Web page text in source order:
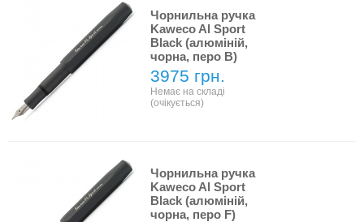
Чорнильна ручка
Kaweco Al Sport
Black (алюміній,
чорна, перо B)
3975 грн.
Немає на складі
(очікується)
Чорнильна ручка
Kaweco Al Sport
Black (алюміній,
чорна, перо F)